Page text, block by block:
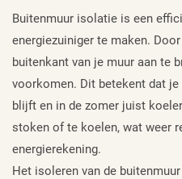
Buitenmuur isolatie is een
energiezuiniger te maken.
buitenkant van je muur aan te
voorkomen. Dit betekent dat
blijft en in de zomer juist
stoken of te koelen, wat weer
energierekening.
Het isoleren van de